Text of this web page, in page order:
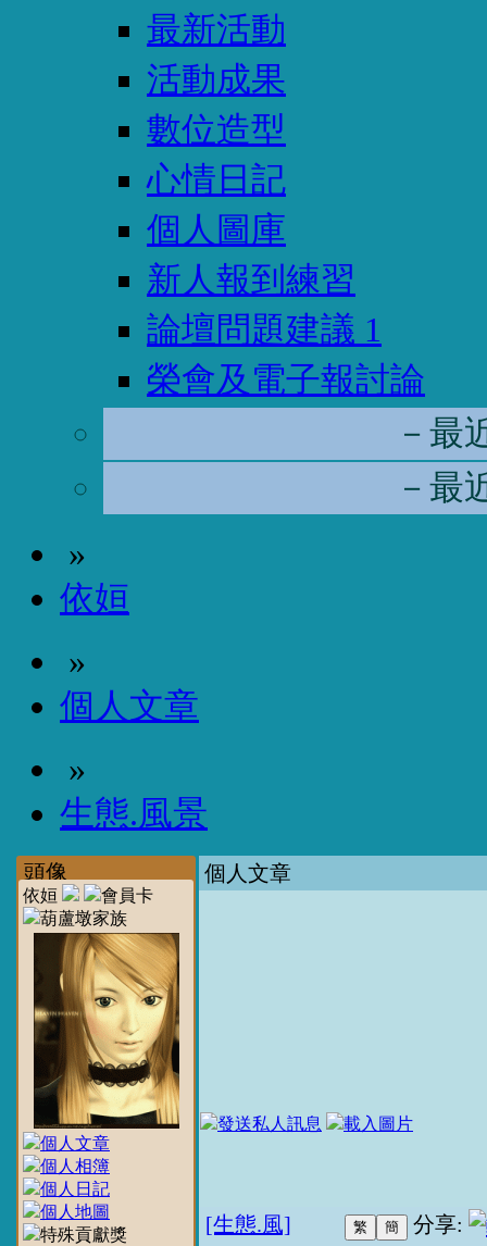
最新活動
活動成果
數位造型
心情日記
個人圖庫
新人報到練習
論壇問題建議 1
榮會及電子報討論
－最
－最
»
依姮
»
個人文章
»
生態.風景
頭像
依姮
個人文章
分享:
[生態.風]